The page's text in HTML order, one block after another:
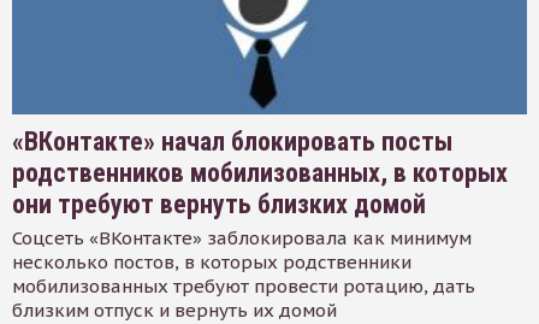
«ВКонтакте» начал блокировать посты
родственников мобилизованных, в которых
они требуют вернуть близких домой
Соцсеть «ВКонтакте» заблокировала как минимум
несколько постов, в которых родственники
мобилизованных требуют провести ротацию, дать
близким отпуск и вернуть их домой